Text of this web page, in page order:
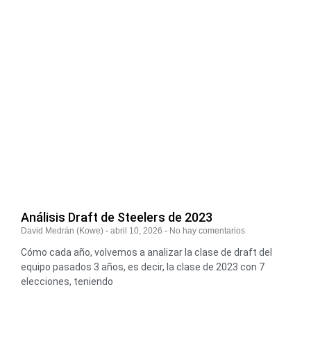
Análisis Draft de Steelers de 2023
David Medrán (Kowe) abril 10, 2026 No hay comentarios
Cómo cada año, volvemos a analizar la clase de draft del
equipo pasados 3 años, es decir, la clase de 2023 con 7
elecciones, teniendo